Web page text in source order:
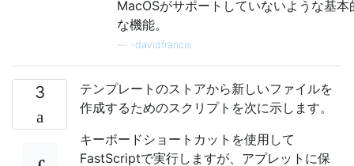
MacOSがサポートしていないような基本
な機能。
-davidfrancis
3
テンプレートのストアから新しいファイルを
作成するためのスクリプトを次に示します。
キーボードショートカットを使用して
FastScriptで実行しますが、アプレットに保